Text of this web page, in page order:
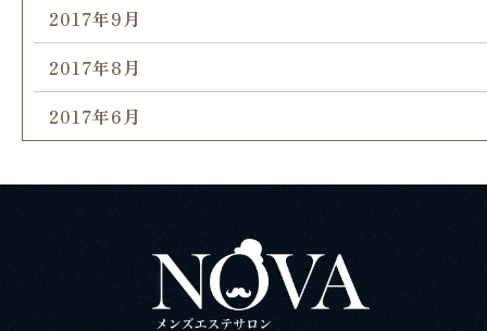
2017年9月
2017年8月
2017年6月